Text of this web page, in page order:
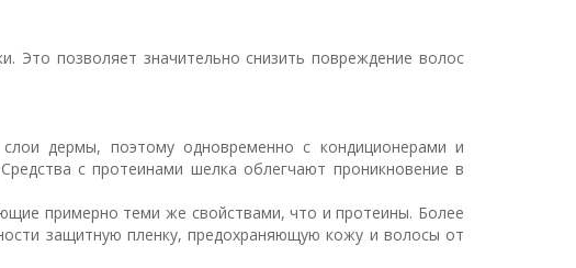
Это позволяет значительно снизить повреждение волос
дермы, поэтому одновременно с кондиционерами и
с протеинами шелка облегчают проникновение в
примерно теми же свойствами, что и протеины. Более
защитную пленку, предохраняющую кожу и волосы от